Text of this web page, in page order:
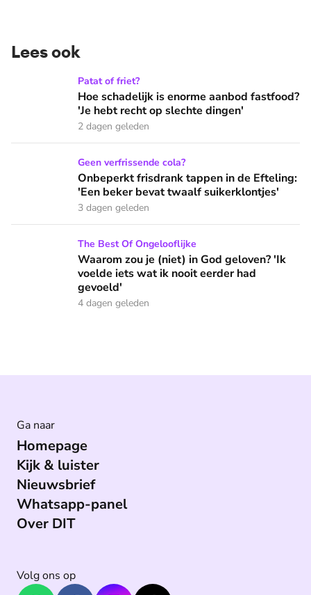
Lees ook
Hoe schadelijk is enorme aanbod fastfood? 'Je hebt recht
Patat of friet?
Hoe schadelijk is enorme aanbod fastfood?
'Je hebt recht op slechte dingen'
2 dagen geleden
Onbeperkt frisdrank tappen in de Efteling: 'Een beker
Geen verfrissende cola?
Onbeperkt frisdrank tappen in de Efteling:
'Een beker bevat twaalf suikerklontjes'
3 dagen geleden
Waarom zou je (niet) in God geloven? 'Ik voelde iets wat
The Best Of Ongelooflijke
Waarom zou je (niet) in God geloven? 'Ik
voelde iets wat ik nooit eerder had
gevoeld'
4 dagen geleden
Ga naar
Homepage
Kijk & luister
Nieuwsbrief
Whatsapp-panel
Over DIT
Volg ons op